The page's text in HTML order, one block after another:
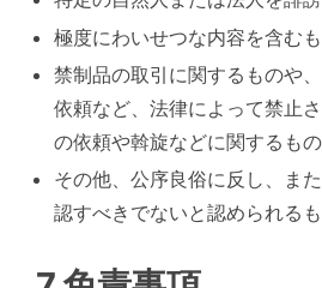
極度にわいせつな内容を含む
禁制品の取引に関するものや
依頼など、法律によって禁止
の依頼や斡旋などに関するもの
その他、公序良俗に反し、ま
認すべきでないと認められる